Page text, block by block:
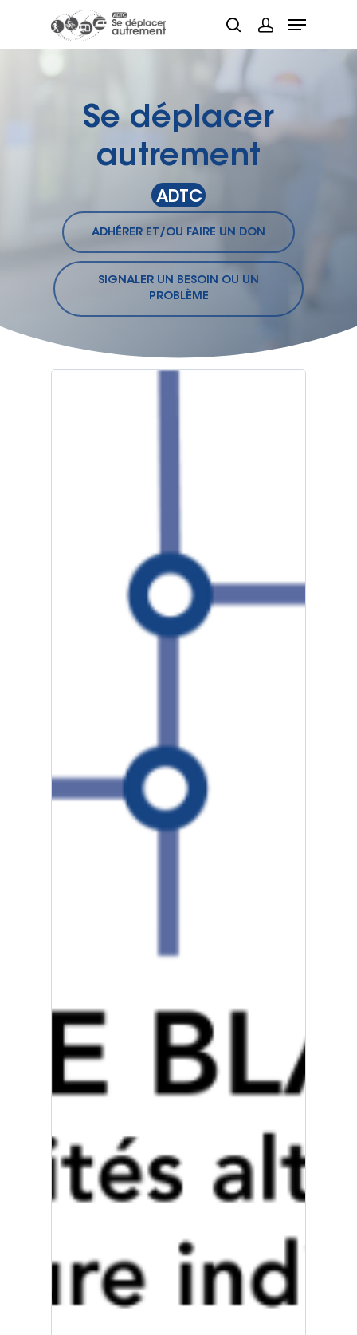
Hit enter to search or ESC to close
Se déplacer
autrement
ADTC
ADHÉRER ET/OU FAIRE UN DON
SIGNALER UN BESOIN OU UN
PROBLÈME